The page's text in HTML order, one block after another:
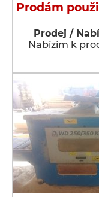
Prodám
Prodej /
Nabízím k